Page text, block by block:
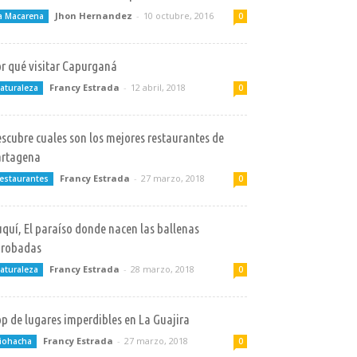
Macarena Jhon Hernandez - 10 octubre, 2016 0
qué visitar Capurganá
Francy Estrada - 12 abril, 2018 0
cuales son los mejores restaurantes de
Francy Estrada - 27 marzo, 2018 0
El paraíso donde nacen las ballenas
Francy Estrada - 28 marzo, 2018 0
de lugares imperdibles en La Guajira
Francy Estrada - 27 marzo, 2018 0